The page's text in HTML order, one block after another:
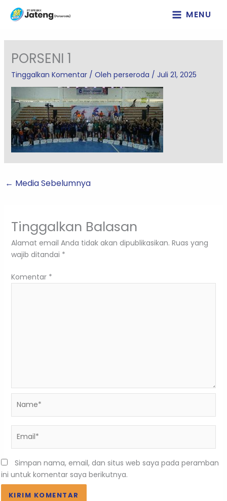
Lewati
MENU
PORSENI 1
Tinggalkan Komentar / Oleh perseroda / Juli 21, 2025
← Media Sebelumnya
Tinggalkan Balasan
Alamat email Anda tidak akan dipublikasikan. Ruas yang
wajib ditandai *
Komentar *
Simpan nama, email, dan situs web saya pada peramban
ini untuk komentar saya berikutnya.